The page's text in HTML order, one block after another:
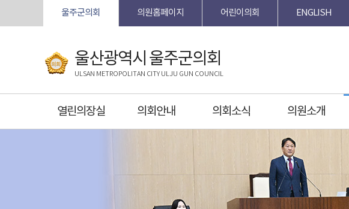
본문바로가기
울주군의회 의원홈페이지 어린이의회 ENGLISH
울산광역시 울주군의회
ULSAN METROPOLITAN CITY ULJU GUN COUNCIL
열린의장실 의회안내 의회소식 의원소개